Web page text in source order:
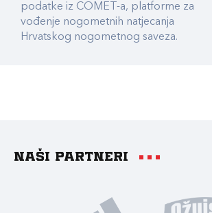
podatke iz COMET-a, platforme za
vođenje nogometnih natjecanja
Hrvatskog nogometnog saveza.
Naši partneri